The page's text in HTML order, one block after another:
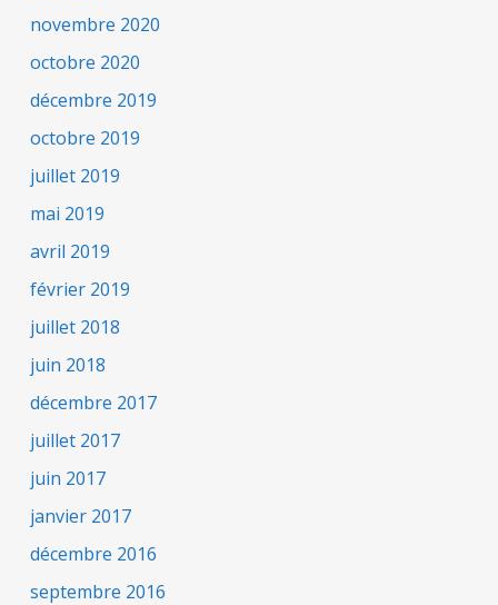
novembre 2020
octobre 2020
décembre 2019
octobre 2019
juillet 2019
mai 2019
avril 2019
février 2019
juillet 2018
juin 2018
décembre 2017
juillet 2017
juin 2017
janvier 2017
décembre 2016
septembre 2016